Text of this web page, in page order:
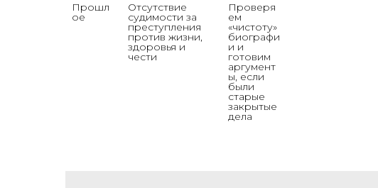
Прошл
ое
Отсутствие
судимости за
преступления
против жизни,
здоровья и
чести
Проверя
ем
«чистоту»
биографи
и и
готовим
аргумент
ы, если
были
старые
закрытые
дела